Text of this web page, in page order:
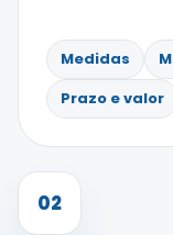
Medidas
Prazo e valor
02